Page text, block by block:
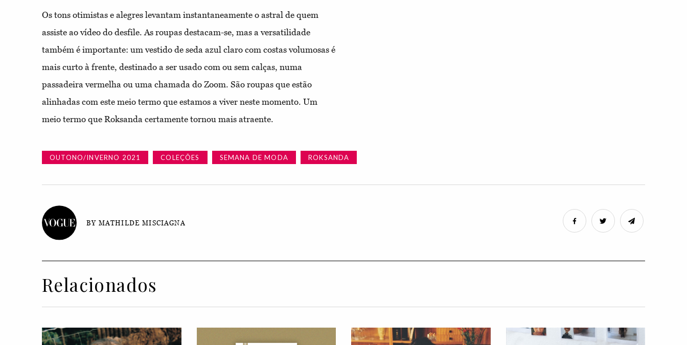
Os tons otimistas e alegres levantam instantaneamente o astral de quem
assiste ao vídeo do desfile. As roupas destacam-se, mas a versatilidade
também é importante: um vestido de seda azul claro com costas volumosas é
mais curto à frente, destinado a ser usado com ou sem calças, numa
passadeira vermelha ou uma chamada do Zoom. São roupas que estão
alinhadas com este meio termo que estamos a viver neste momento. Um
meio termo que Roksanda certamente tornou mais atraente.
OUTONO/INVERNO 2021 COLEÇÕES SEMANA DE MODA ROKSANDA
BY MATHILDE MISCIAGNA
Relacionados